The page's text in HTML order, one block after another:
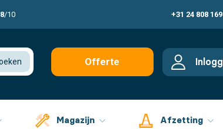
/10 +31 24 808
Offerte
Magazijn Afzetting